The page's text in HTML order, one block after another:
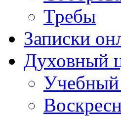
Требы
Записки
Духовный
Учебный